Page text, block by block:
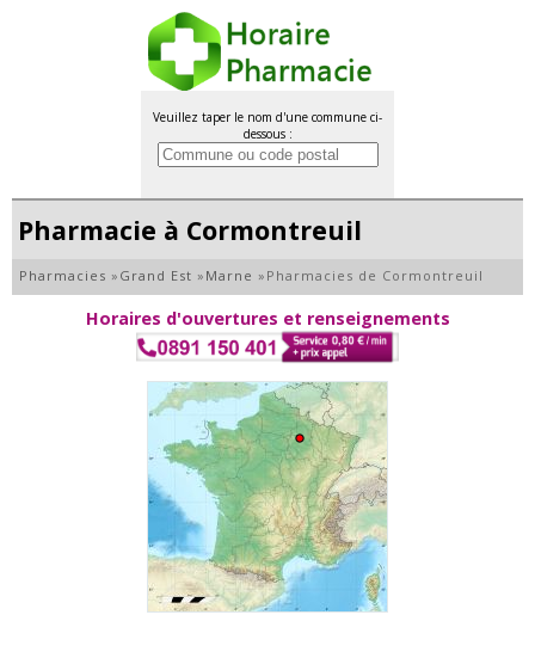
Veuillez taper le nom d'une commune ci-
dessous :
Pharmacie à Cormontreuil
Pharmacies » Grand Est » Marne » Pharmacies de Cormontreuil
Horaires d'ouvertures et renseignements